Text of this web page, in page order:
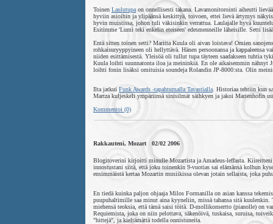
Toinen Laulutupa on onnellisesti takana. Lavamonitorointi aiheutti
hyviin asioihin ja ylipäänsä keskittyä, toivoen, ettei lievä ärtymys
hyvin muistissa, johon tuli väkisinkin verrattua. Laulajalle hyvä
Esitimme 'Lumi teki enkelin eteiseen' edesmenneille läheisille. Setti
Entä sitten toinen setti? Maritta Kuula oli aivan loistava! Omien
rohkaisuryyppyineen oli hellyttävä. Hänen persoonansa ja
niiden esittämisestä. Yleisöä oli tullut tupa täyteen saadakseen tuhtia
Kuula loihti suunnatonta iloa ja meininkiä. En ole aikaisemmin nähnyt
loihti fonin lisäksi omituisia soundeja Rolandin JP-8000:sta. Olin
Ilta jatkui Funk Awards -tapahtumalla Tavastialla . Historiaa tehtiin kun
Martza kuljeskeli ympäriinsä sinisilmät säihkyen ja jakoi Marienhofin
Kommentoi (0)
Rakkauteni, Mozart 02/02 2006
Blogitoverini kirjoitti minulle Mozartista ja Amadeus-leffasta.
innostustani siitä, että joku toinenkin 9-vuotias sai elämänsä kolhun
ensimmäistä kertaa Mozartin musiikissa olevan jotain sellaista, joka
En tiedä kuinka paljon ohjaaja Milos Formanilla on asian kanssa
puupuhaltimille saa minut aina kyyneliin, missä tahansa sitä
miehensä teoksia, että tämä saisi töitä. D-mollikonsertto (pianolle) on
Requiemista, joka on niin pelottava, säkenöivä, tuskaisa, suruisa,
"hittejä", ja kieltämättä todella onnistuneita.